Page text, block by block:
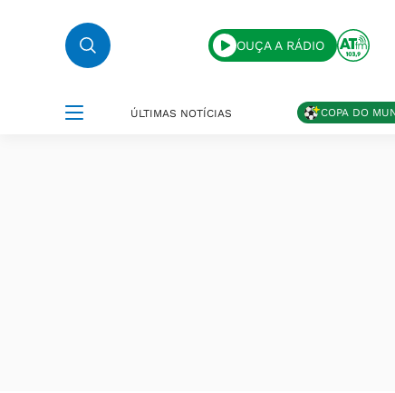
OUÇA A RÁDIO
ÚLTIMAS NOTÍCIAS COPA DO